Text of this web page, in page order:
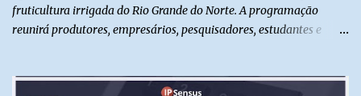
fruticultura irrigada do Rio Grande do Norte. A programação
reunirá produtores, empresários, pesquisadores, estudantes e
instituições e tecnologias voltadas ao setor. Além das atividades